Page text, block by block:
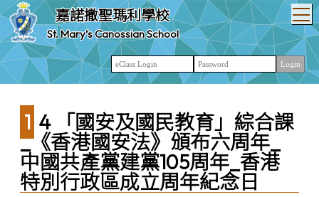
嘉諾撒聖瑪利學校
St. Mary’s Canossian School
14 「國安及國民教育」綜合課
_《香港國安法》頒布六周年_
中國共產黨建黨105周年_香港
特別行政區成立周年紀念日